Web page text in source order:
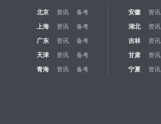
北京 资讯 备考 安徽 资讯
上海
资讯 备考 湖北 资讯
广东
资讯 备考 吉林 资讯
天津
资讯 备考 甘肃 资讯
青海
资讯 备考 宁夏 资讯